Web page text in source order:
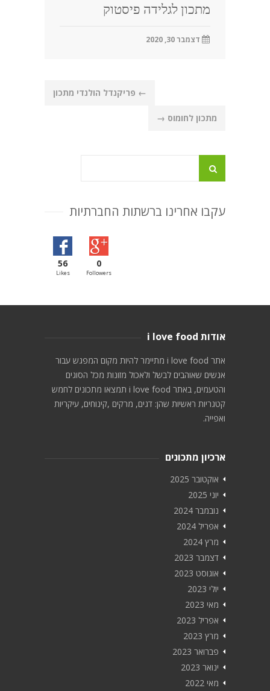
מתכון לגלידה פיסטוק
דצמבר 30, 2020
navigation
← פריקנדל הולנדי מתכון
מתכון לחומוס →
עקבו אחרינו ברשתות החברתיות
56
Likes
0
Followers
אודות i love food
אתר i love food מתיימר להיות מקום המפגש עבור
אנשים שאוהבים לבשל ולאכול מזונות מכל הסוגים
והטעמים, באתר i love food תמצאו מתכונים לחמש
קטגריות ראשיות שהן: דגים, מרקים ,קינוחים, עיקריות
ואפייה.
ארכיון מתכונים
אוקטובר 2025
יוני 2025
נובמבר 2024
אפריל 2024
מרץ 2024
דצמבר 2023
אוגוסט 2023
יולי 2023
מאי 2023
אפריל 2023
מרץ 2023
פברואר 2023
ינואר 2023
מאי 2022